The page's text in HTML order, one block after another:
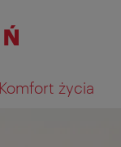
Komfort życia